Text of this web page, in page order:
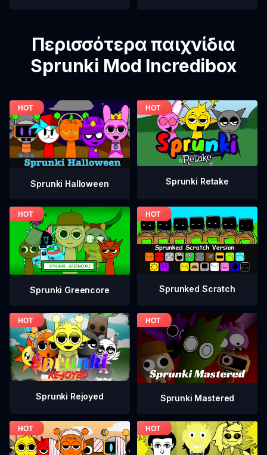
Περισσότερα παιχνίδια
Sprunki Mod Incredibox
Sprunki Halloween Sprunki Retake
Sprunki Greencore Sprunked Scratch
Sprunki Rejoyed Sprunki Mastered